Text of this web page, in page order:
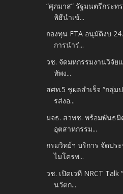
“ศุภมาส” รัฐมนตรีกระท
พิธีนำเข้...
กองทุน FTA อนุมัติงบ
การนำร่...
วช. จัดมหกรรมงานวิจัย
ทัพง...
สศท.5 ชูผลสำเร็จ “กลุ่ม
รส่งอ...
มจธ. สวทช. พร้อมพันธมิ
อุตสาหกรรม...
กรมวิทย์ฯ บริการ จัดปร
ไมโครพ...
วช. เปิดเวที NRCT
นวัตก...